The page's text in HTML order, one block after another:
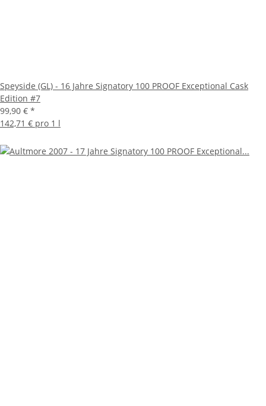
Speyside (GL) - 16 Jahre Signatory 100 PROOF Exceptional Cask
Edition #7
99,90 € *
142,71 € pro 1 l